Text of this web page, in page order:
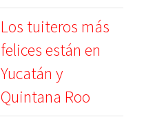
Los tuiteros más
felices están en
Yucatán y
Quintana Roo